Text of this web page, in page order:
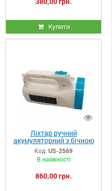
Купити
Ліхтар ручний
акумуляторний з бічною
панеллю та сонячною
зарядкою Unistar US-
2569
Код: US-2569
В наявності
860,00 грн.